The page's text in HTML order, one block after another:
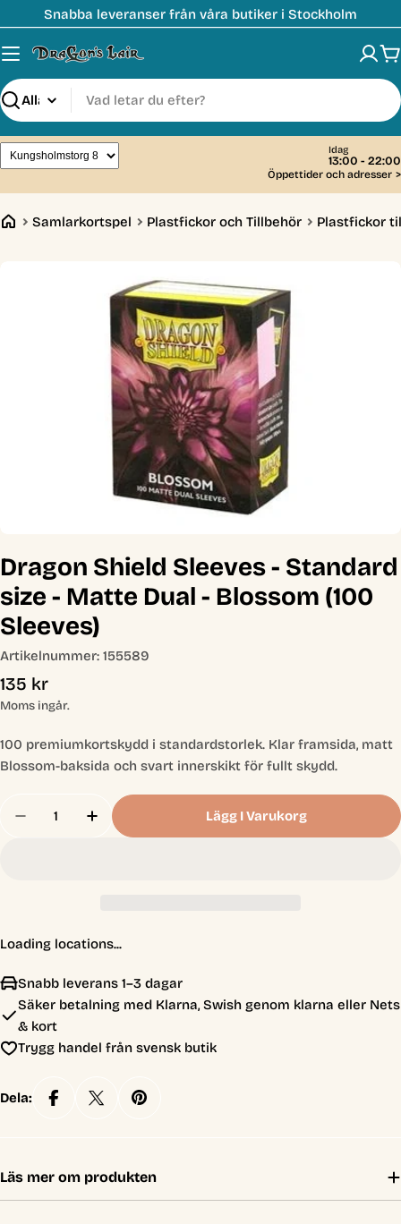
till
innehåll
Snabba leveranser från våra butiker i Stockholm
Sök
Idag
13:00 - 22:00
Öppettider och adresser >
Samlarkortspel Plastfickor och Tillbehör Plastfickor
media 0 i modal
Dragon Shield Sleeves - Standard
size - Matte Dual - Blossom (100
Sleeves)
Artikelnummer: 155589
Ordinarie
pris
135 kr
Moms ingår.
100 premiumkortskydd i standardstorlek. Klar framsida, matt
Blossom-baksida och svart innerskikt för fullt skydd.
Minska Antal För Dragon Shield Sleeves -
Öka Antal För Dragon Shield Sleeves -
Lägg I Varukorg
Loading locations...
Snabb leverans 1–3 dagar
Säker betalning med Klarna, Swish genom klarna eller Nets
& kort
Trygg handel från svensk butik
Dela:
Läs mer om produkten